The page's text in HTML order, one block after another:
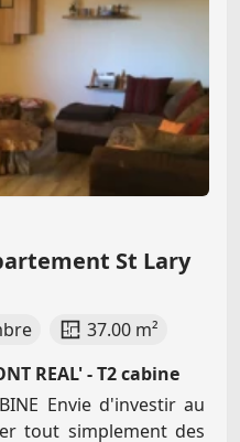
St Lary
37.00 m²
REAL' - T2 cabine
Envie d'investir au
tout simplement des